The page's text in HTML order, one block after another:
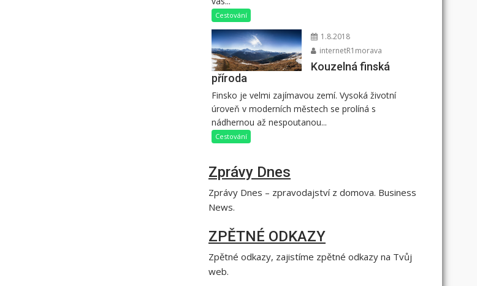
Cestování
1.8.2018
internetR1morava
Kouzelná finská
příroda
Finsko je velmi zajímavou zemí. Vysoká životní
úroveň v moderních městech se prolíná s
nádhernou až nespoutanou...
Cestování
Zprávy Dnes
Zprávy Dnes – zpravodajství z domova. Business
News.
ZPĚTNÉ ODKAZY
Zpětné odkazy, zajistíme zpětné odkazy na Tvůj
web.